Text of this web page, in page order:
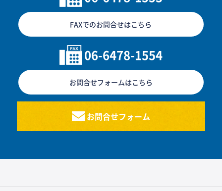
FAXでのお問合せはこちら
06-6478-1554
お問合せフォームはこちら
お問合せフォーム